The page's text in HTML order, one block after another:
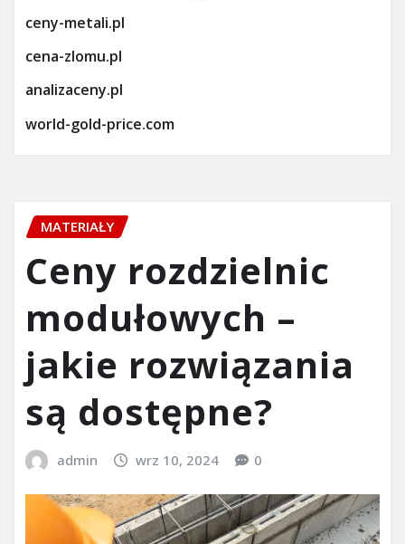
ceny-metali.pl
cena-zlomu.pl
analizaceny.pl
world-gold-price.com
MATERIAŁY
Ceny rozdzielnic
modułowych –
jakie rozwiązania
są dostępne?
admin wrz 10, 2024 0